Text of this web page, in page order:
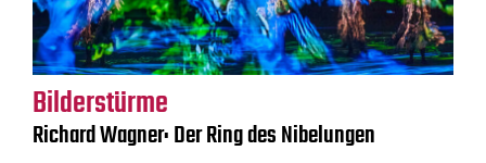
Bilderstürme
Richard Wagner: Der Ring des Nibelungen